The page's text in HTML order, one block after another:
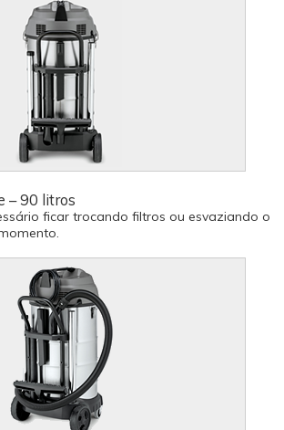
– 90 litros
ficar trocando filtros ou esvaziando o